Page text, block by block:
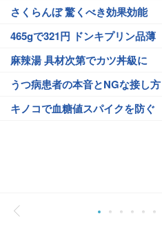
さくらんぼ 驚くべき効果効能
465gで321円 ドンキプリン品薄
麻辣湯 具材次第でカツ丼級に
うつ病患者の本音とNGな接し方
キノコで血糖値スパイクを防ぐ